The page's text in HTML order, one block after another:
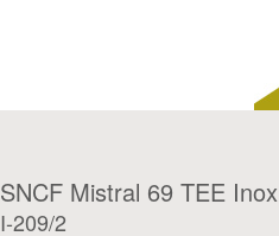
SNCF Mistral 69 TEE Inox
I-209/2